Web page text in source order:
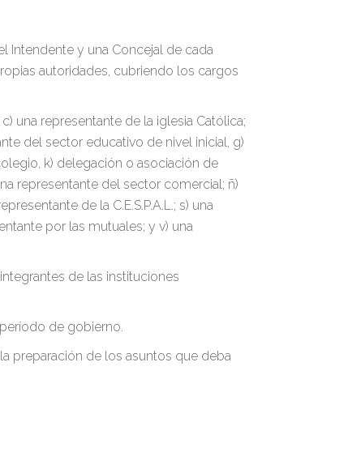
Intendente y una Concejal de cada
autoridades, cubriendo los cargos
una representante de la iglesia Católica;
del sector educativo de nivel inicial, g)
k) delegación o asociación de
representante del sector comercial; ñ)
de la C.E.S.P.A.L.; s) una
por las mutuales; y v) una
de las instituciones
de gobierno.
preparación de los asuntos que deba